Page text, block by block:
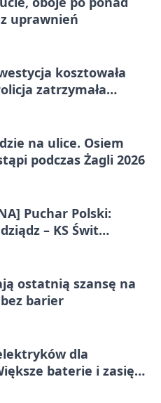
uprawnień
kosztowała
zatrzymała
na ulice. Osiem
podczas Żagli 2026
Puchar Polski:
– KS Świt
prowadzenie
ostatnią szansę na
barier
dla
baterie i zasięg